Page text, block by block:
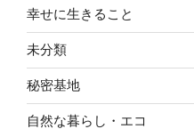
幸せに生きること
未分類
秘密基地
自然な暮らし・エコ